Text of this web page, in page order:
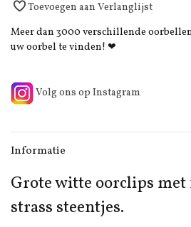
Toevoegen aan Verlanglijst
Meer dan 3000 verschillende
uw oorbel te vinden! ❤
Volg ons op Instagram
Informatie
Grote witte oorclips
strass steentjes.